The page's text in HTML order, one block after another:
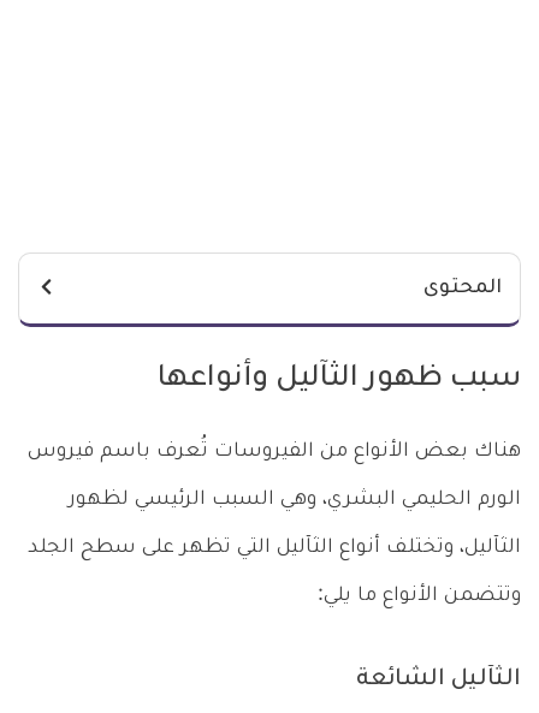
المحتوى
سبب ظهور الثآليل وأنواعها
هناك بعض الأنواع من الفيروسات تُعرف باسم فيروس
الورم الحليمي البشري، وهي السبب الرئيسي لظهور
الثآليل، وتختلف أنواع الثآليل التي تظهر على سطح الجلد
وتتضمن الأنواع ما يلي:
الثآليل الشائعة